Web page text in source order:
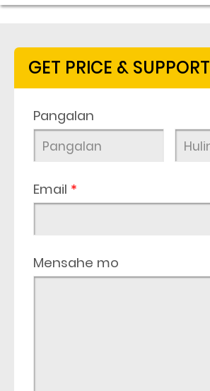
GET PRICE & SUPPORT
Pangalan
Email *
Mensahe mo